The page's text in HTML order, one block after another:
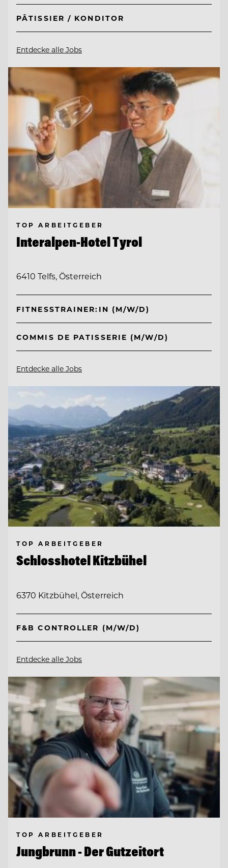
PÂTISSIER / KONDITOR
Entdecke alle Jobs
TOP ARBEITGEBER
Interalpen-Hotel Tyrol
6410 Telfs, Österreich
FITNESSTRAINER:IN (M/W/D)
COMMIS DE PATISSERIE (M/W/D)
Entdecke alle Jobs
TOP ARBEITGEBER
Schlosshotel Kitzbühel
6370 Kitzbühel, Österreich
F&B CONTROLLER (M/W/D)
Entdecke alle Jobs
TOP ARBEITGEBER
Jungbrunn - Der Gutzeitort